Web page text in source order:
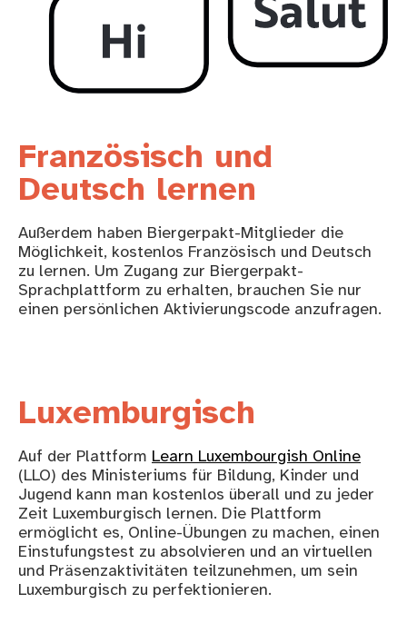
Französisch und
Deutsch lernen
Außerdem haben Biergerpakt-Mitglieder die
Möglichkeit, kostenlos Französisch und Deutsch
zu lernen. Um Zugang zur Biergerpakt-
Sprachplattform zu erhalten, brauchen Sie nur
einen persönlichen Aktivierungscode anzufragen.
Luxemburgisch
Auf der Plattform Learn Luxembourgish Online
(LLO) des Ministeriums für Bildung, Kinder und
Jugend kann man kostenlos überall und zu jeder
Zeit Luxemburgisch lernen. Die Plattform
ermöglicht es, Online-Übungen zu machen, einen
Einstufungstest zu absolvieren und an virtuellen
und Präsenzaktivitäten teilzunehmen, um sein
Luxemburgisch zu perfektionieren.